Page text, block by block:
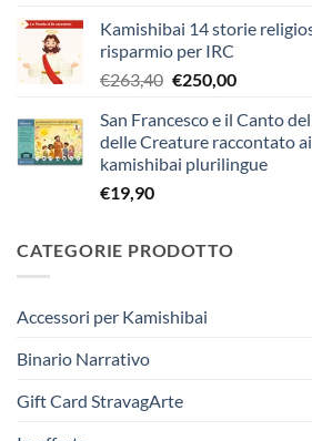
originale
era:
€403,90.
attuale
€383,00.
Kamishibai 14 storie
risparmio per IRC
€263,40 Il
originale
era:
€263,40.
€250,00Il
attuale
è:
€250,00.
San Francesco e il Canto
delle Creature raccontato
kamishibai plurilingue
€19,90
CATEGORIE PRODOTTO
Accessori per Kamishibai
Binario Narrativo
Gift Card StravagArte